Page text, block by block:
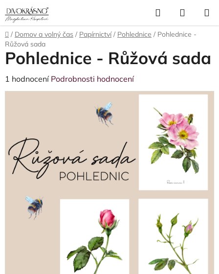
na
obsah
Hledat
KOŠÍK
Domů
/ Domov a volný čas / Papírnictví / Pohlednice / Pohlednice -
Růžová sada
Pohlednice - Růžová sada
Průměrné
hodnocení
5
hvězdiček.
1 hodnocení Podrobnosti hodnocení